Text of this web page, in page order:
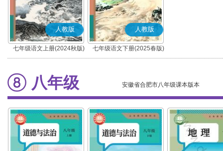
人教版
七年级语文上册(2024秋版)
(部编版)
人教版
七年级语文下册(2025春版)
(部编版)
八年级 安徽省合肥市八年级课本版本